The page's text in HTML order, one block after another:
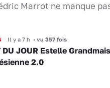
Marrot ne manque
Il y a 7 h •vu 357 fois
DU JOUR Estelle
2.0